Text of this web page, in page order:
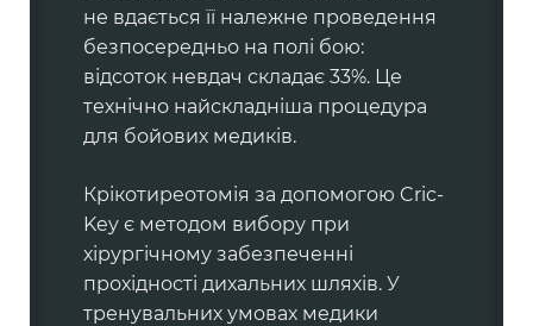
не вдається її належне проведення
безпосередньо на полі бою:
відсоток невдач складає 33%. Це
технічно найскладніша процедура
для бойових медиків.
Крікотиреотомія за допомогою Cric-
Key є методом вибору при
хірургічному забезпеченні
прохідності дихальних шляхів. У
тренувальних умовах медики